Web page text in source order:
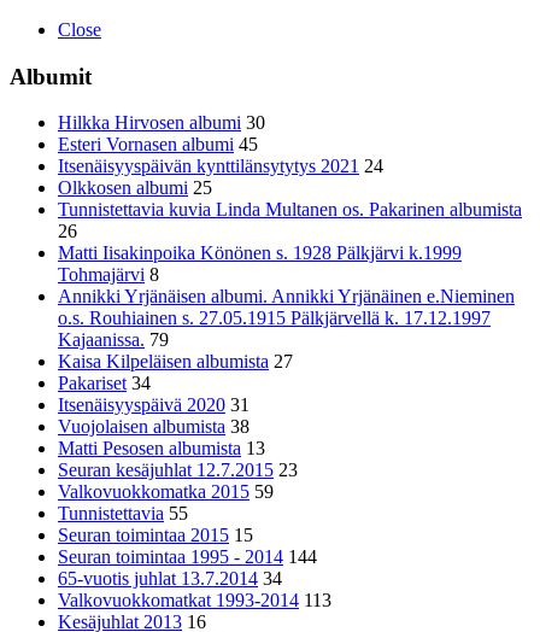
Close
Albumit
Hilkka Hirvosen albumi 30
Esteri Vornasen albumi 45
Itsenäisyyspäivän kynttilänsytytys 2021 24
Olkkosen albumi 25
Tunnistettavia kuvia Linda Multanen os. Pakarinen albumista
26
Matti Iisakinpoika Könönen s. 1928 Pälkjärvi k.1999
Tohmajärvi 8
Annikki Yrjänäisen albumi. Annikki Yrjänäinen e.Nieminen
o.s. Rouhiainen s. 27.05.1915 Pälkjärvellä k. 17.12.1997
Kajaanissa. 79
Kaisa Kilpeläisen albumista 27
Pakariset 34
Itsenäisyyspäivä 2020 31
Vuojolaisen albumista 38
Matti Pesosen albumista 13
Seuran kesäjuhlat 12.7.2015 23
Valkovuokkomatka 2015 59
Tunnistettavia 55
Seuran toimintaa 2015 15
Seuran toimintaa 1995 - 2014 144
65-vuotis juhlat 13.7.2014 34
Valkovuokkomatkat 1993-2014 113
Kesäjuhlat 2013 16